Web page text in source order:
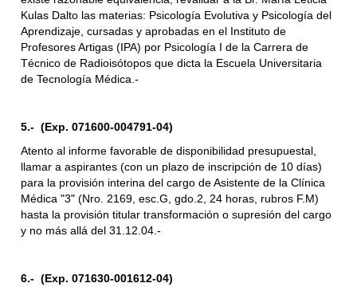
Kulas Dalto las materias: Psicología Evolutiva y Psicología del
Aprendizaje, cursadas y aprobadas en el Instituto de
Profesores Artigas (IPA) por Psicología I de la Carrera de
Técnico de Radioisótopos que dicta la Escuela Universitaria
de Tecnología Médica.-
5.- (Exp. 071600-004791-04)
Atento al informe favorable de disponibilidad presupuestal,
llamar a aspirantes (con un plazo de inscripción de 10 días)
para la provisión interina del cargo de Asistente de la Clínica
Médica "3" (Nro. 2169, esc.G, gdo.2, 24 horas, rubros F.M)
hasta la provisión titular transformación o supresión del cargo
y no más allá del 31.12.04.-
6.- (Exp. 071630-001612-04)